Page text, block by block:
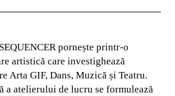
pornește printr-o
artistică care investighează
Arta GIF, Dans, Muzică și Teatru.
a atelierului de lucru se formulează